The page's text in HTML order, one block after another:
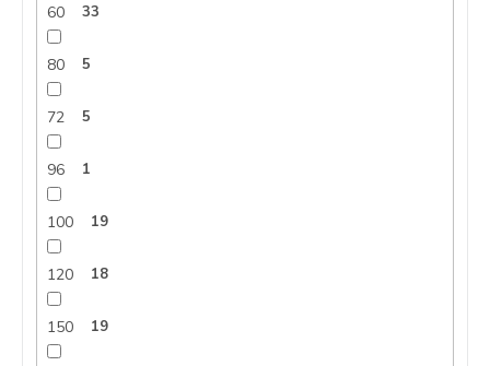
60 33
80 5
72 5
96 1
100 19
120 18
150 19